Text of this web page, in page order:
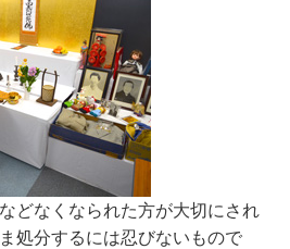
どなくなられた方が大切にされ
処分するには忍びないもので